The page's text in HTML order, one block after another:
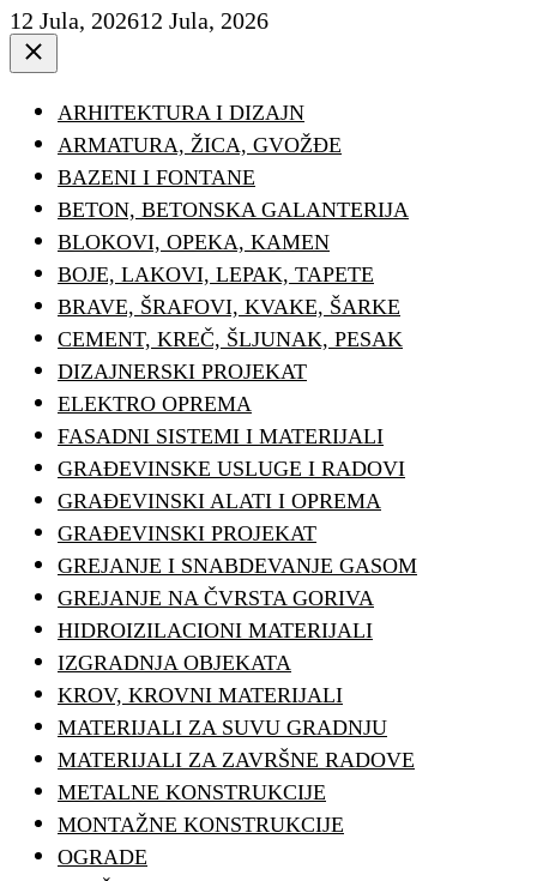
12 Jula, 202612 Jula, 2026
Close
ARHITEKTURA I DIZAJN
ARMATURA, ŽICA, GVOŽĐE
BAZENI I FONTANE
BETON, BETONSKA GALANTERIJA
BLOKOVI, OPEKA, KAMEN
BOJE, LAKOVI, LEPAK, TAPETE
BRAVE, ŠRAFOVI, KVAKE, ŠARKE
CEMENT, KREČ, ŠLJUNAK, PESAK
DIZAJNERSKI PROJEKAT
ELEKTRO OPREMA
FASADNI SISTEMI I MATERIJALI
GRAĐEVINSKE USLUGE I RADOVI
GRAĐEVINSKI ALATI I OPREMA
GRAĐEVINSKI PROJEKAT
GREJANJE I SNABDEVANJE GASOM
GREJANJE NA ČVRSTA GORIVA
HIDROIZILACIONI MATERIJALI
IZGRADNJA OBJEKATA
KROV, KROVNI MATERIJALI
MATERIJALI ZA SUVU GRADNJU
MATERIJALI ZA ZAVRŠNE RADOVE
METALNE KONSTRUKCIJE
MONTAŽNE KONSTRUKCIJE
OGRADE